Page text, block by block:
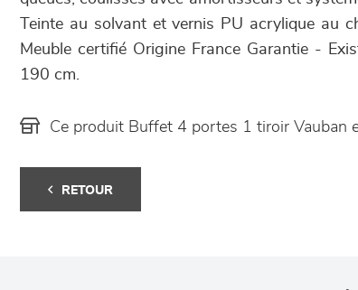
Teinte au solvant et vernis PU acrylique au
Meuble certifié Origine France Garantie -
190 cm.
Ce produit Buffet 4 portes 1 tiroir Vauban
RETOUR